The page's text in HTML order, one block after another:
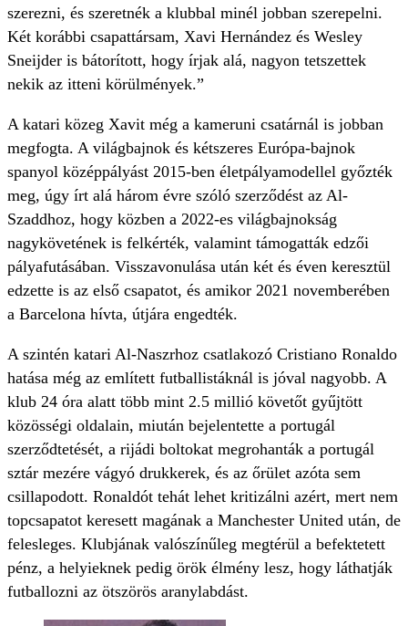
szerezni, és szeretnék a klubbal minél jobban szerepelni.
Két korábbi csapattársam, Xavi Hernández és Wesley
Sneijder is bátorított, hogy írjak alá, nagyon tetszettek
nekik az itteni körülmények.”
A katari közeg Xavit még a kameruni csatárnál is jobban
megfogta. A világbajnok és kétszeres Európa-bajnok
spanyol középpályást 2015-ben életpályamodellel győzték
meg, úgy írt alá három évre szóló szerződést az Al-
Szaddhoz, hogy közben a 2022-es világbajnokság
nagykövetének is felkérték, valamint támogatták edzői
pályafutásában. Visszavonulása után két és éven keresztül
edzette is az első csapatot, és amikor 2021 novemberében
a Barcelona hívta, útjára engedték.
A szintén katari Al-Naszrhoz csatlakozó Cristiano Ronaldo
hatása még az említett futballistáknál is jóval nagyobb. A
klub 24 óra alatt több mint 2.5 millió követőt gyűjtött
közösségi oldalain, miután bejelentette a portugál
szerződtetését, a rijádi boltokat megrohanták a portugál
sztár mezére vágyó drukkerek, és az őrület azóta sem
csillapodott. Ronaldót tehát lehet kritizálni azért, mert nem
topcsapatot keresett magának a Manchester United után, de
felesleges. Klubjának valószínűleg megtérül a befektetett
pénz, a helyieknek pedig örök élmény lesz, hogy láthatják
futballozni az ötszörös aranylabdást.